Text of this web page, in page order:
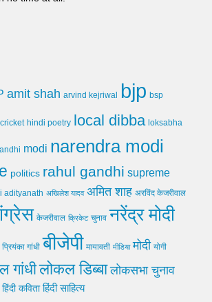
amit shah arvind kejriwal bjp bsp
cricket hindi poetry local dibba loksabha
modi narendra modi
politics rahul gandhi supreme
adityanath अखिलेश यादव अमित शाह अरविंद केजरीवाल
केजरीवाल क्रिकेट चुनाव नरेंद्र मोदी
प्रियंका गांधी बीजेपी मायावती मीडिया मोदी योगी
गांधीलोकल डिब्बा लोकसभा चुनाव
हिंदी कविता हिंदी साहित्य